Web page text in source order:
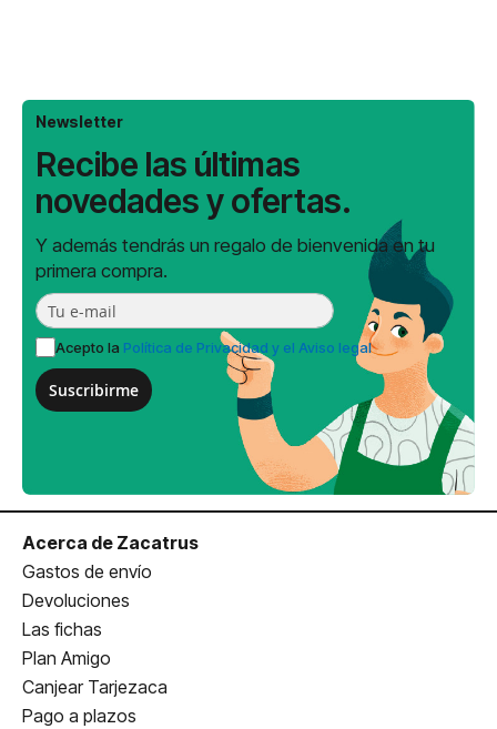
Newsletter
Recibe las últimas
novedades y ofertas.
Y además tendrás un regalo de bienvenida en tu
primera compra.
Acepto la Política de Privacidad y el Aviso legal
Suscribirme
Acerca de Zacatrus
Gastos de envío
Devoluciones
Las fichas
Plan Amigo
Canjear Tarjezaca
Pago a plazos